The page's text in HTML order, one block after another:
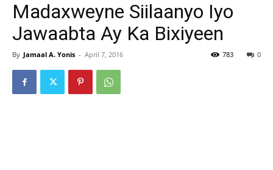
Madaxweyne Siilaanyo Iyo
Jawaabta Ay Ka Bixiyeen
By Jamaal A. Yonis - April 7, 2016 0
783